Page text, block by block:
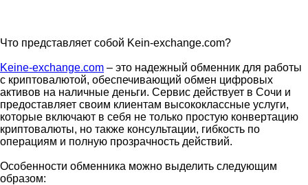
Что представляет собой Kein-exchange.com?
Keine-exchange.com – это надежный обменник для работы
с криптовалютой, обеспечивающий обмен цифровых
активов на наличные деньги. Сервис действует в Сочи и
предоставляет своим клиентам высококлассные услуги,
которые включают в себя не только простую конвертацию
криптовалюты, но также консультации, гибкость по
операциям и полную прозрачность действий.
Особенности обменника можно выделить следующим
образом: